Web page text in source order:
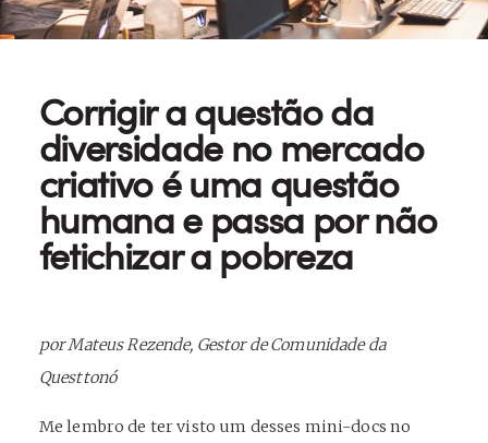
Corrigir a questão da
diversidade no mercado
criativo é uma questão
humana e passa por não
fetichizar a pobreza
por Mateus Rezende, Gestor de Comunidade da
Questtonó
Me lembro de ter visto um desses mini-docs no